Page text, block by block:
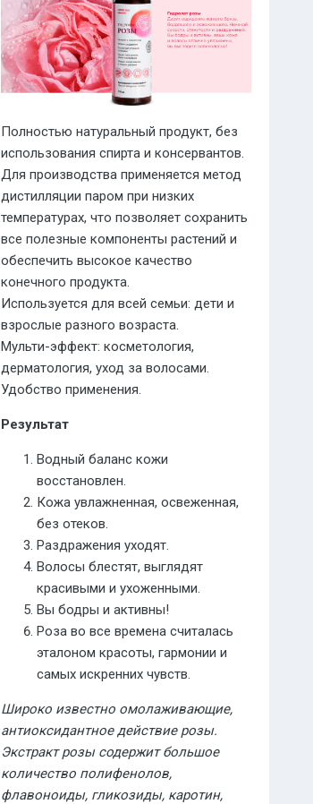
Полностью натуральный продукт, без
использования спирта и консервантов.
Для производства применяется метод
дистилляции паром при низких
температурах, что позволяет сохранить
все полезные компоненты растений и
обеспечить высокое качество
конечного продукта.
Используется для всей семьи: дети и
взрослые разного возраста.
Мульти-эффект: косметология,
дерматология, уход за волосами.
Удобство применения.
Результат
Водный баланс кожи
восстановлен.
Кожа увлажненная, освеженная,
без отеков.
Раздражения уходят.
Волосы блестят, выглядят
красивыми и ухоженными.
Вы бодры и активны!
Роза во все времена считалась
эталоном красоты, гармонии и
самых искренних чувств.
Широко известно омолаживающие,
антиоксидантное действие розы.
Экстракт розы содержит большое
количество полифенолов,
флавоноиды, гликозиды, каротин,